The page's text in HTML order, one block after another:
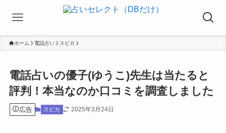
ホーム 電話占い スピカ
電話占いの優子(ゆうこ)先生は当たると
評判！本当なのか口コミを調査しました
広告 スピカ 2025年3月24日